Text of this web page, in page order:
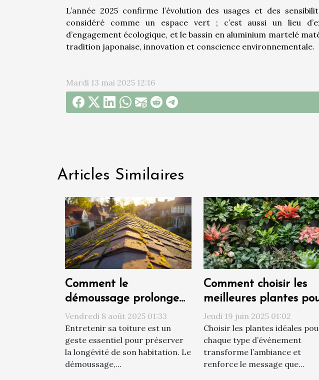
L’année 2025 confirme l’évolution des usages et des
considéré comme un espace vert ; c’est aussi un lieu
d’engagement écologique, et le bassin en aluminium martelé
tradition japonaise, innovation et conscience environnementale.
Mardi 13 mai 2025 12:16
Articles Similaires
Comment le
démoussage prolonge
la durée de vie de votre
toiture ?
Vendredi 8 août 2025 01:33
Entretenir sa toiture est un
geste essentiel pour préserver
la longévité de son habitation. Le
démoussage,...
Comment choisir les
meilleures plantes
chaque type
d'événement
Jeudi 19 juin 2025 01:02
Choisir les plantes idéales
chaque type d’événement
transforme l’ambiance et
renforce le message que...